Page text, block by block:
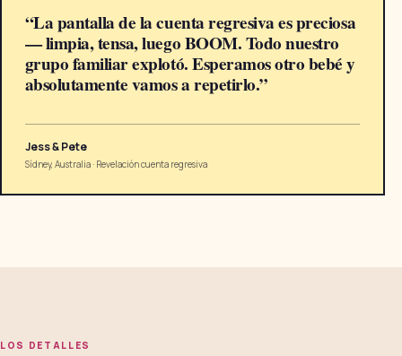
“La pantalla de la cuenta regresiva es preciosa
— limpia, tensa, luego BOOM. Todo nuestro
grupo familiar explotó. Esperamos otro bebé y
absolutamente vamos a repetirlo.”
Jess & Pete
Sídney, Australia· Revelación cuenta regresiva
LOS DETALLES